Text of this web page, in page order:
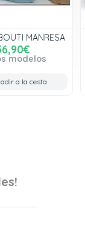
MANRESA
modelos
a la cesta